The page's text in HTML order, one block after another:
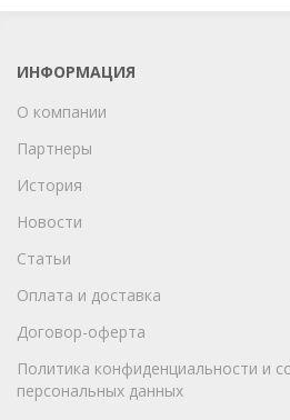
ИНФОРМАЦИЯ
О компании
Партнеры
История
Новости
Статьи
Оплата и доставка
Договор-оферта
Политика конфиденциальности и
персональных данных